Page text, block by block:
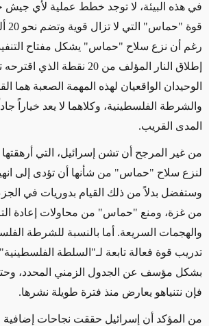
في هذه البيئة، لا توجد خطط عملية لأي
قوة "حماس" التي لا تزال قوية وتضم نحو 20 ألف عنصر،
رغم
أن نزع سلاح "حماس" يشكل مفتاح
إطلاق النار المؤلف من 20
الوحيدان الواقعيان لهذه المهمة الصعبة هما
والشرطة الفلسطينية، وكلاهما لا يعد خياراً
المدى القريب.
من غير المرجح أن تشن إسرائيل، التي
لنزع سلاح "حماس" من شأنها أن تؤدى إلى
وستفضل بدلاً من ذلك القيام بدوريات في
من غزة، ومنع "حماس" من محاولات إعادة
والهجمات السريعة. أما بالنسبة للشرطة
تدريب قوة فعالة تابعة لـ"ا لسلطة
بشكل مؤسف عن الجدول الزمني المحدد،
فإن نتنياهو يعارض منذ فترة طويلة نشرها.
من المؤكد أن إسرائيل حققت نجاحات